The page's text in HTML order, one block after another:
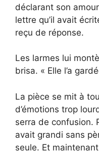
déclarant son
lettre qu’il avait
reçu de réponse.
Les larmes lui
brisa. « Elle l’a
La pièce se mit à
d’émotions trop
serra de confusion.
avait grandi sans
seule. Et